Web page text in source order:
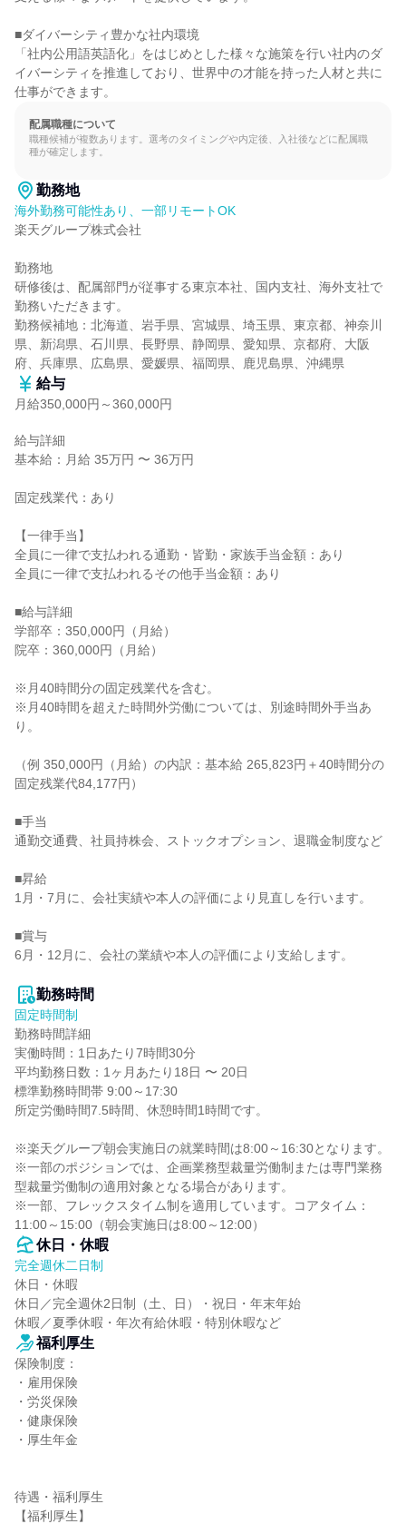
■ダイバーシティ豊かな社内環境
「社内公用語英語化」をはじめとした様々な施策を行い社内のダ
イバーシティを推進しており、世界中の才能を持った人材と共に
仕事ができます。
配属職種について
職種候補が複数あります。選考のタイミングや内定後、入社後などに配属職
種が確定します。
勤務地
海外勤務可能性あり、一部リモートOK
楽天グループ株式会社
勤務地
研修後は、配属部門が従事する東京本社、国内支社、海外支社で
勤務いただきます。
勤務候補地：北海道、岩手県、宮城県、埼玉県、東京都、神奈川
県、新潟県、石川県、長野県、静岡県、愛知県、京都府、大阪
府、兵庫県、広島県、愛媛県、福岡県、鹿児島県、沖縄県
給与
月給350,000円～360,000円
給与詳細
基本給：月給 35万円 〜 36万円
固定残業代：あり
【一律手当】
全員に一律で支払われる通勤・皆勤・家族手当金額：あり
全員に一律で支払われるその他手当金額：あり
■給与詳細
学部卒：350,000円（月給）
院卒：360,000円（月給）
※月40時間分の固定残業代を含む。
※月40時間を超えた時間外労働については、別途時間外手当あ
り。
（例 350,000円（月給）の内訳：基本給 265,823円＋40時間分の
固定残業代84,177円）
■手当
通勤交通費、社員持株会、ストックオプション、退職金制度など
■昇給
1月・7月に、会社実績や本人の評価により見直しを行います。
■賞与
6月・12月に、会社の業績や本人の評価により支給します。
勤務時間
固定時間制
勤務時間詳細
実働時間：1日あたり7時間30分
平均勤務日数：1ヶ月あたり18日 〜 20日
標準勤務時間帯 9:00～17:30
所定労働時間7.5時間、休憩時間1時間です。
※楽天グループ朝会実施日の就業時間は8:00～16:30となります。
※一部のポジションでは、企画業務型裁量労働制または専門業務
型裁量労働制の適用対象となる場合があります。
※一部、フレックスタイム制を適用しています。コアタイム：
11:00～15:00（朝会実施日は8:00～12:00）
休日・休暇
完全週休二日制
休日・休暇
休日／完全週休2日制（土、日）・祝日・年末年始
休暇／夏季休暇・年次有給休暇・特別休暇など
福利厚生
保険制度：
・雇用保険
・労災保険
・健康保険
・厚生年金
待遇・福利厚生
【福利厚生】